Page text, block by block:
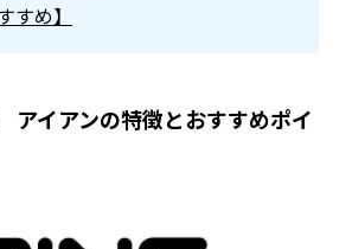
すめ】
アイアンの特徴とおすすめポイ